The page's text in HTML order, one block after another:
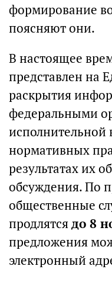
формирование
поясняют они.
В настоящее
представлен на
раскрытия
федеральными
исполнительной
нормативных
результатах их
обсуждения. По
общественные
продлятсядо 8
предложения
электронный